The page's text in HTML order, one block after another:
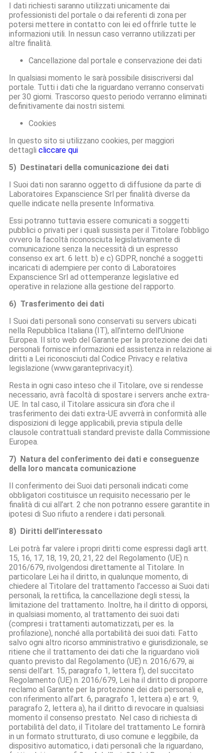
I dati richiesti saranno utilizzati unicamente dai
professionisti del portale o dai referenti di zona per
potersi mettere in contatto con lei ed offrirle tutte le
informazioni utili. In nessun caso verranno utilizzati per
altre finalità.
Cancellazione dal portale e conservazione dei dati
In qualsiasi momento le sarà possibile disiscriversi dal
portale. Tutti i dati che la riguardano verranno conservati
per 30 giorni. Trascorso questo periodo verranno eliminati
definitivamente dai nostri sistemi.
Cookies
In questo sito si utilizzano cookies, per maggiori
dettagli cliccare qui
5) Destinatari della comunicazione dei dati
I Suoi dati non saranno oggetto di diffusione da parte di
Laboratoires Expanscience Srl per finalità diverse da
quelle indicate nella presente Informativa.
Essi potranno tuttavia essere comunicati a soggetti
pubblici o privati per i quali sussista per il Titolare l’obbligo
ovvero la facoltà riconosciuta legislativamente di
comunicazione senza la necessità di un espresso
consenso ex art. 6 lett. b) e c) GDPR, nonché a soggetti
incaricati di adempiere per conto di Laboratoires
Expanscience Srl ad ottemperanze legislative ed
operative in relazione alla gestione del rapporto.
6) Trasferimento dei dati
I Suoi dati personali sono conservati su servers ubicati
nella Repubblica Italiana (IT), all’interno dell’Unione
Europea. Il sito web del Garante per la protezione dei dati
personali fornisce informazioni ed assistenza in relazione ai
diritti a Lei riconosciuti dal Codice Privacy e relativa
legislazione (www.garanteprivacy.it).
Resta in ogni caso inteso che il Titolare, ove si rendesse
necessario, avrà facoltà di spostare i servers anche extra-
UE. In tal caso, il Titolare assicura sin d’ora che il
trasferimento dei dati extra-UE avverrà in conformità alle
disposizioni di legge applicabili, previa stipula delle
clausole contrattuali standard previste dalla Commissione
Europea.
7) Natura del conferimento dei dati e conseguenze
della loro mancata comunicazione
Il conferimento dei Suoi dati personali indicati come
obbligatori costituisce un requisito necessario per le
finalità di cui all’art. 2 che non potranno essere garantite in
ipotesi di Suo rifiuto a rendere i dati personali.
8) Diritti dell’interessato
Lei potrà far valere i propri diritti come espressi dagli artt.
15, 16, 17, 18, 19, 20, 21, 22 del Regolamento (UE) n.
2016/679, rivolgendosi direttamente al Titolare. In
particolare Lei ha il diritto, in qualunque momento, di
chiedere al Titolare del trattamento l’accesso ai Suoi dati
personali, la rettifica, la cancellazione degli stessi, la
limitazione del trattamento. Inoltre, ha il diritto di opporsi,
in qualsiasi momento, al trattamento dei suoi dati
(compresi i trattamenti automatizzati, per es. la
profilazione), nonché alla portabilità dei suoi dati. Fatto
salvo ogni altro ricorso amministrativo e giurisdizionale, se
ritiene che il trattamento dei dati che la riguardano violi
quanto previsto dal Regolamento (UE) n. 2016/679, ai
sensi dell’art. 15, paragrafo 1, lettera f), del succitato
Regolamento (UE) n. 2016/679, Lei ha il diritto di proporre
reclamo al Garante per la protezione dei dati personali e,
con riferimento all’art. 6, paragrafo 1, lettera a) e art. 9,
paragrafo 2, lettera a), ha il diritto di revocare in qualsiasi
momento il consenso prestato. Nel caso di richiesta di
portabilità del dato, il Titolare del trattamento Le fornirà
in un formato strutturato, di uso comune e leggibile, da
dispositivo automatico, i dati personali che la riguardano,